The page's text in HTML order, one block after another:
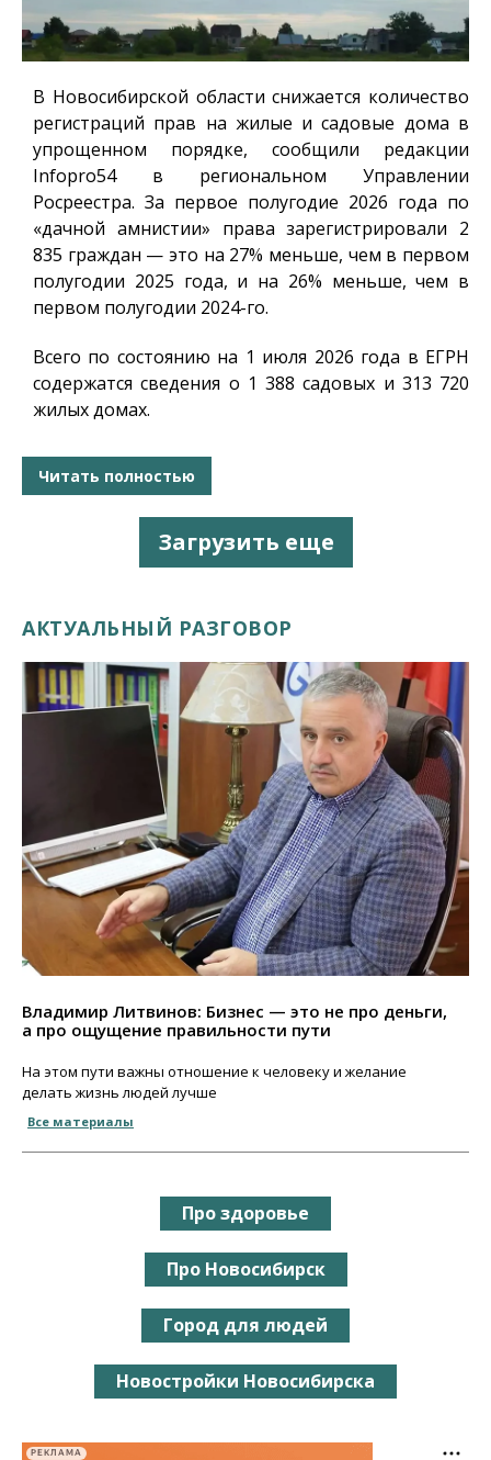
В Новосибирской области снижается количество
регистраций прав на жилые и садовые дома в
упрощенном порядке, сообщили редакции
Infopro54в региональном Управлении
Росреестра. За первое полугодие 2026 года по
«дачной амнистии» права зарегистрировали 2
835 граждан — это на 27% меньше, чем в первом
полугодии 2025 года, и на 26% меньше, чем в
первом полугодии 2024-го.
Всего по состоянию на 1 июля 2026 года в ЕГРН
содержатся сведения о 1 388 садовых и 313 720
жилых домах.
Читать полностью
Загрузить еще
АКТУАЛЬНЫЙ РАЗГОВОР
Владимир Литвинов: Бизнес — это не про деньги,
а про ощущение правильности пути
На этом пути важны отношение к человеку и желание
делать жизнь людей лучше
Все материалы
Про здоровье
Про Новосибирск
Город для людей
Новостройки Новосибирска
РЕКЛАМА